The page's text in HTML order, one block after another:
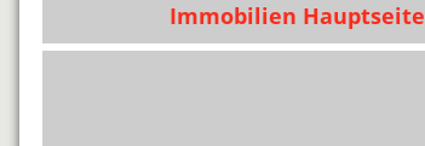
Immobilien Hauptseite